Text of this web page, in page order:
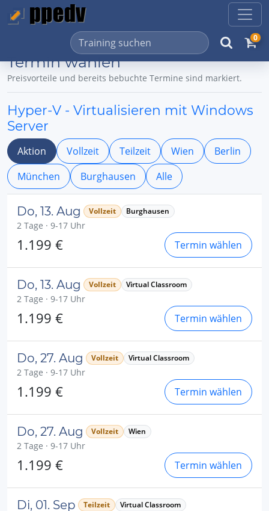
0
Termin wählen
Preisvorteile und bereits bebuchte Termine sind markiert.
Hyper-V - Virtualisieren mit Windows
Server
Aktion Vollzeit Teilzeit Wien
Berlin
München
Burghausen Alle
Do, 13. Aug Vollzeit Burghausen
2 Tage · 9-17 Uhr
1.199 € Termin wählen
Do, 13. Aug Vollzeit Virtual Classroom
2 Tage · 9-17 Uhr
1.199 € Termin wählen
Do, 27. Aug Vollzeit Virtual Classroom
2 Tage · 9-17 Uhr
1.199 € Termin wählen
Do, 27. Aug Vollzeit Wien
2 Tage · 9-17 Uhr
1.199 € Termin wählen
Di, 01. Sep Teilzeit Virtual Classroom